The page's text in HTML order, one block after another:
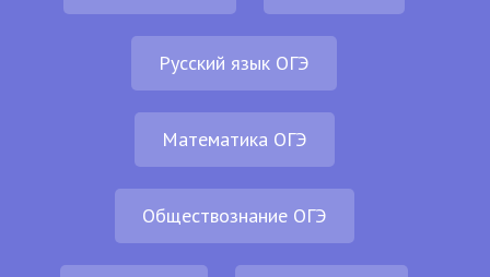
Русский язык ОГЭ
Математика ОГЭ
Обществознание ОГЭ